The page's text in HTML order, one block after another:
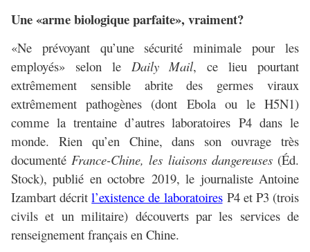
Une «arme biologique parfaite», vraiment?
«Ne prévoyant qu’une sécurité minimale pour les
employés» selon le Daily Mail, ce lieu pourtant
extrêmement sensible abrite des germes viraux
extrêmement pathogènes (dont Ebola ou le H5N1)
comme la trentaine d’autres laboratoires P4 dans le
monde. Rien qu’en Chine, dans son ouvrage très
documenté France-Chine, les liaisons dangereuses(Éd.
Stock), publié en octobre 2019, le journaliste Antoine
Izambart décritl’existence de laboratoiresP4 et P3 (trois
civils et un militaire) découverts par les services de
renseignement français en Chine.